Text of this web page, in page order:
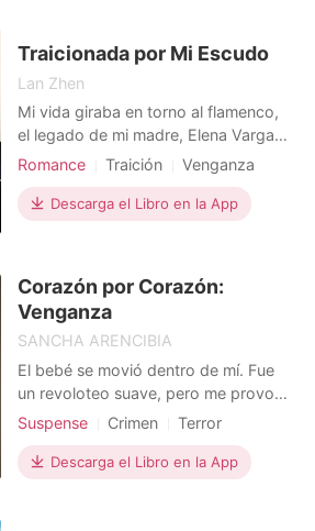
engañada por él y su mejor amiga,
una
Traicionada por Mi Escudo
Lan Zhen
Mi vida giraba en torno al flamenco,
el legado de mi madre, Elena Vargas,
hasta que su muerte trajo a Sofía y a
hogar en un campo de minas. Para
protegerme de aquel ambiente hostil,
implacable que prometí
Romance Traición
Venganza
Guardaespaldas
Dramático
Protagonista Poderosa
Descarga el Libro en la App
Corazón por Corazón:
Venganza
SANCHA ARENCIBIA
El bebé se movió dentro de mí. Fue
un revoloteo suave, pero me provocó
un escalofrío de puro terror. Porque
viva de que yo ya no me pertenecía;
mi vida, mi cuerpo, todo era de
Suspense Crimen
Terror
Venganza
Embarazo Bebé
Descarga el Libro en la App